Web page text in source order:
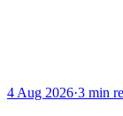
4 Aug 2026·3 min